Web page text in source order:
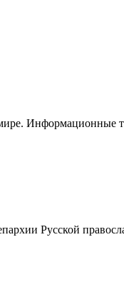
Информационные
Русской